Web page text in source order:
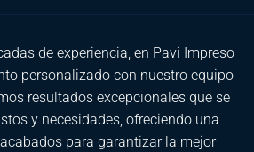
de experiencia, en Pavi Impreso
personalizado con nuestro equipo
resultados excepcionales que se
y necesidades, ofreciendo una
para garantizar la mejor